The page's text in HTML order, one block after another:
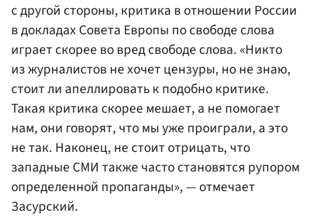
с другой стороны, критика в отношении России
в докладах Совета Европы по свободе слова
играет скорее во вред свободе слова. «Никто
из журналистов не хочет цензуры, но не знаю,
стоит ли апеллировать к подобно критике.
Такая критика скорее мешает, а не помогает
нам, они говорят, что мы уже проиграли, а это
не так. Наконец, не стоит отрицать, что
западные СМИ также часто становятся рупором
определенной пропаганды», — отмечает
Засурский.